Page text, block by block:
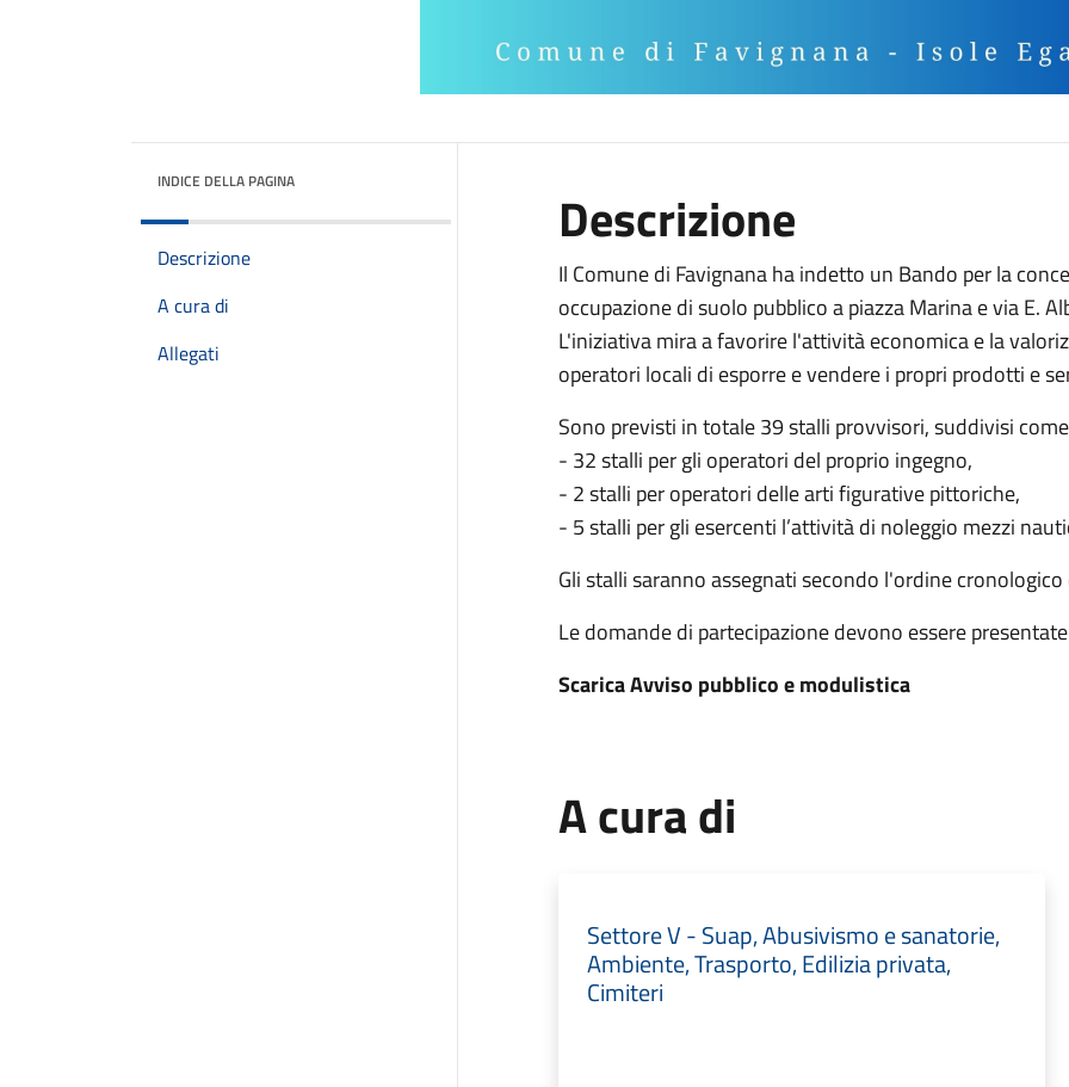
INDICE DELLA PAGINA
Descrizione
A cura di
Allegati
Descrizione
Il Comune di Favignana ha indetto un Bando per la
occupazione di suolo pubblico a piazza Marina e via E.
L'iniziativa mira a favorire l'attività economica e la
operatori locali di esporre e vendere i propri prodotti e
Sono previsti in totale 39 stalli provvisori, suddivisi
- 32 stalli per gli operatori del proprio ingegno,
- 2 stalli per operatori delle arti figurative pittoriche,
- 5 stalli per gli esercenti l’attività di noleggio mezzi
Gli stalli saranno assegnati secondo l'ordine
Le domande di partecipazione devono essere
Scarica Avviso pubblico e modulistica
A cura di
Settore V - Suap, Abusivismo e sanatorie,
Ambiente, Trasporto, Edilizia privata,
Cimiteri